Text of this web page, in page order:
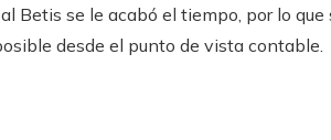
Betis se le acabó el tiempo, por lo que
desde el punto de vista contable.